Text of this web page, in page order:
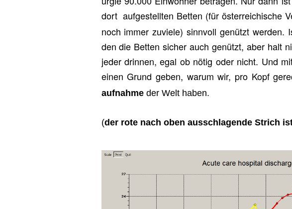
dort auf­ge­stell­ten Bet­ten (für ös­ter­rei­chi­sche
noch immer zu­vie­le) sinn­voll ge­nützt
den die Bet­ten si­cher auch ge­nützt, aber halt
jeder drin­nen, egal ob nötig oder nicht. Und
einen Grund geben, warum wir, pro Kopf
auf­nah­meder Welt haben.
(der rote nach oben aus­schla­gen­de Strich